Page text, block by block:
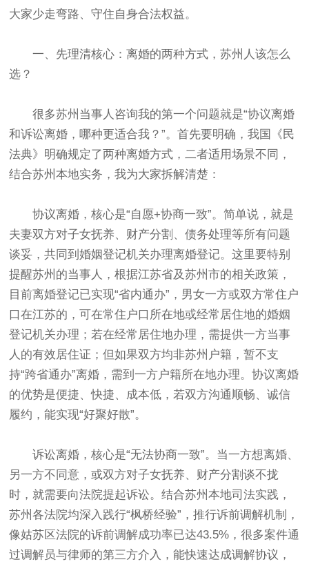
大家少走弯路、守住自身合法权益。
一、先理清核心：离婚的两种方式，苏州人该怎么
选？
很多苏州当事人咨询我的第一个问题就是“协议离婚
和诉讼离婚，哪种更适合我？”。首先要明确，我国《民
法典》明确规定了两种离婚方式，二者适用场景不同，
结合苏州本地实务，我为大家拆解清楚：
协议离婚，核心是“自愿+协商一致”。简单说，就是
夫妻双方对子女抚养、财产分割、债务处理等所有问题
谈妥，共同到婚姻登记机关办理离婚登记。这里要特别
提醒苏州的当事人，根据江苏省及苏州市的相关政策，
目前离婚登记已实现“省内通办”，男女一方或双方常住户
口在江苏的，可在常住户口所在地或经常居住地的婚姻
登记机关办理；若在经常居住地办理，需提供一方当事
人的有效居住证；但如果双方均非苏州户籍，暂不支
持“跨省通办”离婚，需到一方户籍所在地办理。协议离婚
的优势是便捷、快捷、成本低，若双方沟通顺畅、诚信
履约，能实现“好聚好散”。
诉讼离婚，核心是“无法协商一致”。当一方想离婚、
另一方不同意，或双方对子女抚养、财产分割谈不拢
时，就需要向法院提起诉讼。结合苏州本地司法实践，
苏州各法院均深入践行“枫桥经验”，推行诉前调解机制，
像姑苏区法院的诉前调解成功率已达43.5%，很多案件通
过调解员与律师的第三方介入，能快速达成调解协议，